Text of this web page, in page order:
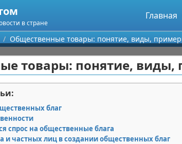
в стране
Главная
Общественные товары: понятие, виды,
товары: понятие, виды,
благ
спрос на общественные блага
и частных лиц в создании общественных благ